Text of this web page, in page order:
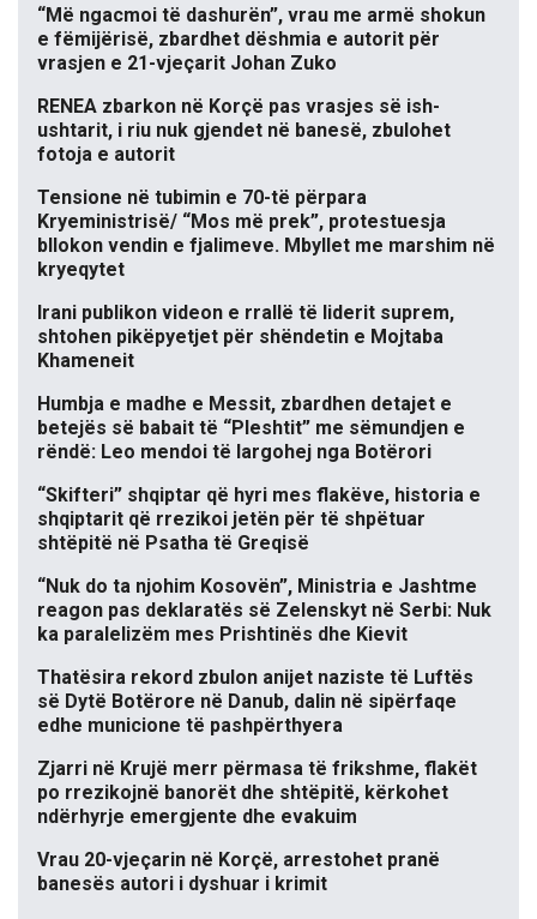
“Më ngacmoi të dashurën”, vrau me armë shokun
e fëmijërisë, zbardhet dëshmia e autorit për
vrasjen e 21-vjeçarit Johan Zuko
RENEA zbarkon në Korçë pas vrasjes së ish-
ushtarit, i riu nuk gjendet në banesë, zbulohet
fotoja e autorit
Tensione në tubimin e 70-të përpara
Kryeministrisë/ “Mos më prek”, protestuesja
bllokon vendin e fjalimeve. Mbyllet me marshim në
kryeqytet
Irani publikon videon e rrallë të liderit suprem,
shtohen pikëpyetjet për shëndetin e Mojtaba
Khameneit
Humbja e madhe e Messit, zbardhen detajet e
betejës së babait të “Pleshtit” me sëmundjen e
rëndë: Leo mendoi të largohej nga Botërori
“Skifteri” shqiptar që hyri mes flakëve, historia e
shqiptarit që rrezikoi jetën për të shpëtuar
shtëpitë në Psatha të Greqisë
“Nuk do ta njohim Kosovën”, Ministria e Jashtme
reagon pas deklaratës së Zelenskyt në Serbi: Nuk
ka paralelizëm mes Prishtinës dhe Kievit
Thatësira rekord zbulon anijet naziste të Luftës
së Dytë Botërore në Danub, dalin në sipërfaqe
edhe municione të pashpërthyera
Zjarri në Krujë merr përmasa të frikshme, flakët
po rrezikojnë banorët dhe shtëpitë, kërkohet
ndërhyrje emergjente dhe evakuim
Vrau 20-vjeçarin në Korçë, arrestohet pranë
banesës autori i dyshuar i krimit